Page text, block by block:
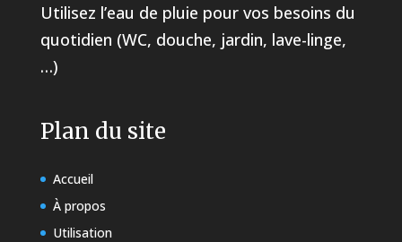
Utilisez l’eau de pluie pour vos besoins du
quotidien (WC, douche, jardin, lave-linge,
…)
Plan du site
Accueil
À propos
Utilisation